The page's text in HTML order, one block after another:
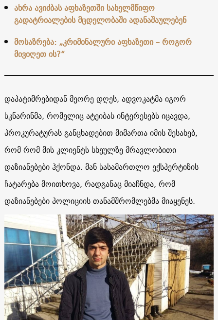
ახრა ავიძბას აფხაზეთში სახელმწიფო
გადატრიალების მცდელობაში ადანაშაულებენ
მოსაზრება: „კრიმინალური აფხაზეთი – როგორ
მივიღეთ ის?“
დაპატიმრებიდან მეორე დღეს, ადვოკატმა იგორ
სკნარინმა, რომელიც ატეიბას ინტერესებს იცავდა,
პროკურატურას განცხადებით მიმართა იმის შესახებ,
რომ რომ მის კლიენტს სხეულზე მრავლობითი
დაზიანებები ჰქონდა. მან სასამართლო ექსპერტიზის
ჩატარება მოითხოვა, რადგანაც მიაჩნდა, რომ
დაზიანებები პოლიციის თანამშრომლებმა მიაყენეს.